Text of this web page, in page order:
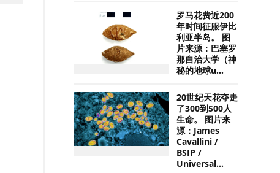
罗马花费近200
年时间征服伊比
利亚半岛。 图
片来源：巴塞罗
那自治大学（神
秘的地球u...
20世纪天花夺走
了300到500人
生命。 图片来
源：James
Cavallini /
BSIP /
Universal...